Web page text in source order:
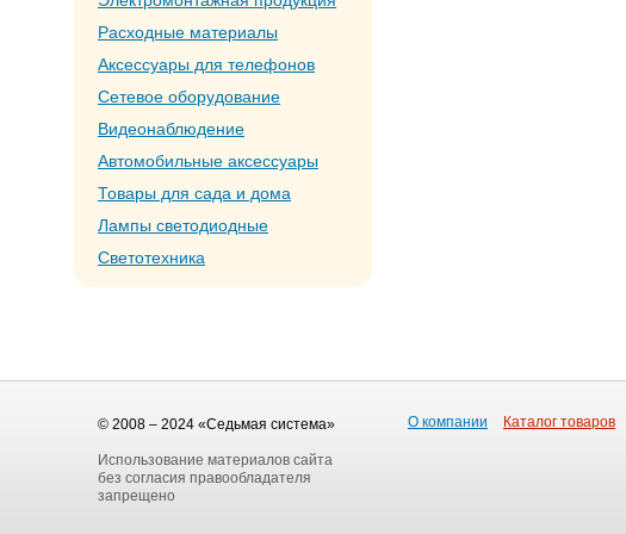
Расходные материалы
Аксессуары для телефонов
Сетевое оборудование
Видеонаблюдение
Автомобильные аксессуары
Товары для сада и дома
Лампы светодиодные
Светотехника
© 2008 – 2024 «Седьмая система»
Использование материалов сайта
без согласия правообладателя
запрещено
О компании Каталог товаров